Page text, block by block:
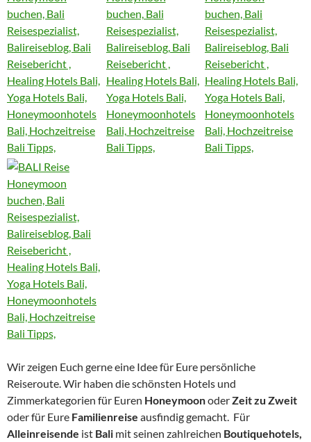
Wir zeigen Euch gerne eine Idee für Eure persönliche
Reiseroute. Wir haben die schönsten Hotels und
Zimmerkategorien für Euren HoneymoonoderZeit zu Zweit
oder für Eure Familienreise ausfindig gemacht. Für
Alleinreisende ist Bali mit seinen zahlreichen Boutiquehotels,